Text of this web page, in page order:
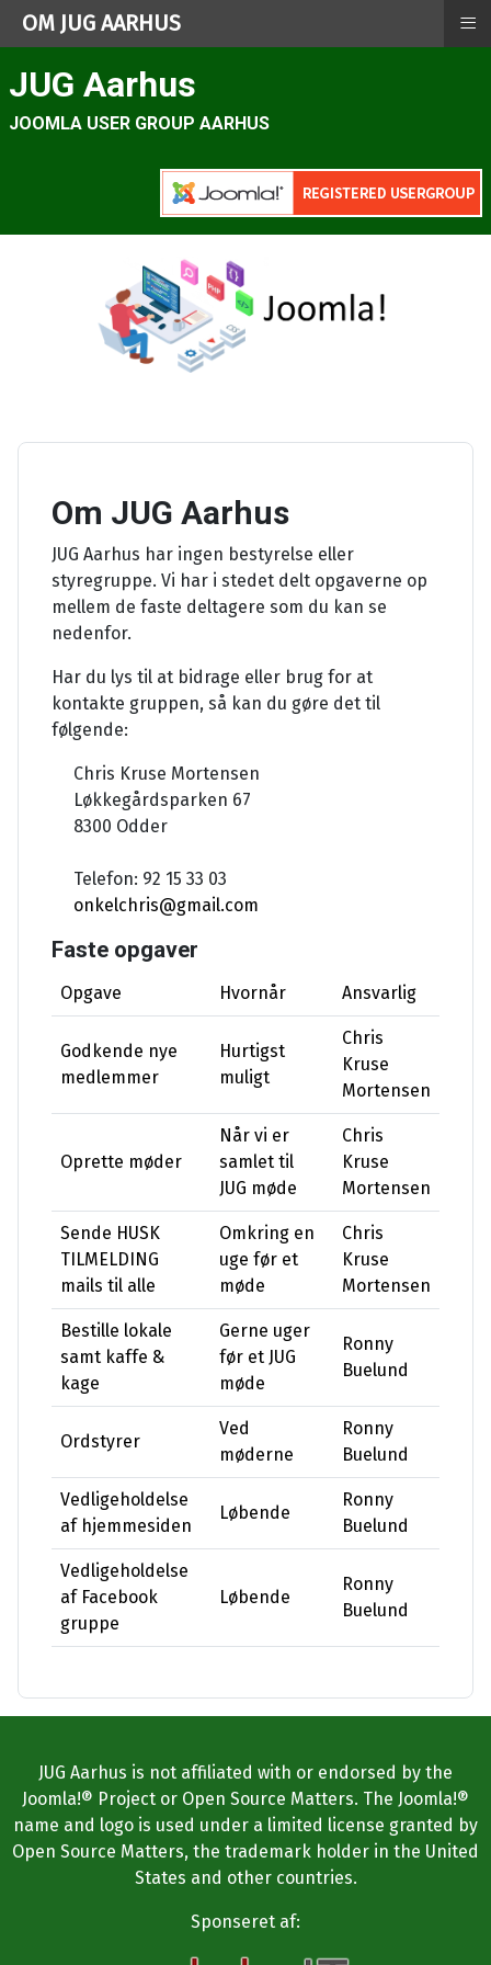
JUG Aarhus
JOOMLA USER GROUP AARHUS
Om JUG Aarhus
JUG Aarhus har ingen bestyrelse eller
styregruppe. Vi har i stedet delt opgaverne op
mellem de faste deltagere som du kan se
nedenfor.
Har du lys til at bidrage eller brug for at
kontakte gruppen, så kan du gøre det til
følgende:
Chris Kruse Mortensen
Løkkegårdsparken 67
8300 Odder
Telefon: 92 15 33 03
onkelchris@gmail.com
Faste opgaver
Opgave Hvornår Ansvarlig
Godkende nye
medlemmer
Hurtigst
muligt
Chris
Kruse
Mortensen
Oprette møder
Når vi er
samlet til
JUG møde
Chris
Kruse
Mortensen
Sende HUSK
TILMELDING
mails til alle
Omkring en
uge før et
møde
Chris
Kruse
Mortensen
Bestille lokale
samt kaffe &
kage
Gerne uger
før et JUG
møde
Ronny
Buelund
Ordstyrer
Ved
møderne
Ronny
Buelund
Vedligeholdelse
af hjemmesiden
Løbende
Ronny
Buelund
Vedligeholdelse
af Facebook
gruppe
Løbende
Ronny
Buelund
JUG Aarhus is not affiliated with or endorsed by the
Joomla!® Project or Open Source Matters. The Joomla!®
name and logo is used under a limited license granted by
Open Source Matters, the trademark holder in the United
States and other countries.
Sponseret af:
OM JUG AARHUS ≡